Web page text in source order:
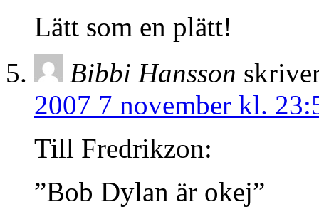
Lätt som en plätt!
Bibbi Hansson
2007 7 november kl.
Till Fredrikzon:
”Bob Dylan är okej”